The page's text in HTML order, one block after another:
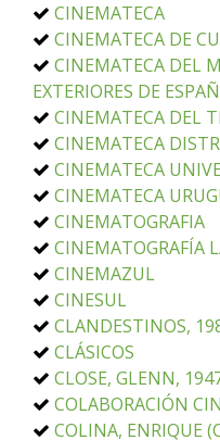
CINEMATECA
CINEMATECA DE
CINEMATECA DEL
EXTERIORES DE
CINEMATECA DEL
CINEMATECA
CINEMATECA
CINEMATECA
CINEMATOGRAFIA
CINEMATOGRAFÍA
CINEMAZUL
CINESUL
CLANDESTINOS,
CLÁSICOS
CLOSE, GLENN,
COLABORACIÓN
COLINA, ENRIQUE